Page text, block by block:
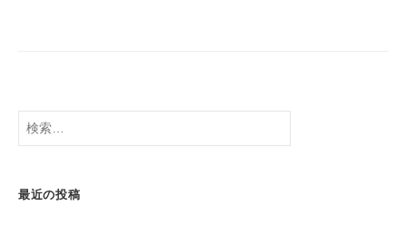
検
索:
最近の投稿